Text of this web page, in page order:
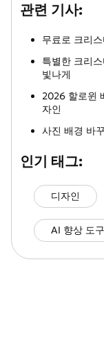
관련 기사:
무료로 크리
특별한 크리
빛나게
2026 할로윈
자인
사진 배경 바
인기 태그:
디자인
AI 향상 도구